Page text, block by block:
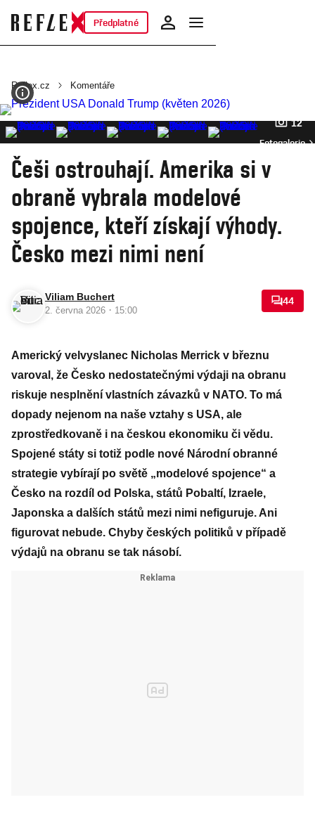
Předplatné
Reflex.cz Komentáře
12
Fotogalerie
Češi ostrouhají. Amerika si v
obraně vybrala modelové
spojence, kteří získají výhody.
Česko mezi nimi není
Viliam Buchert
2. června 2026 · 15:00
44
Americký velvyslanec Nicholas Merrick v březnu
varoval, že Česko nedostatečnými výdaji na obranu
riskuje nesplnění vlastních závazků v NATO. To má
dopady nejenom na naše vztahy s USA, ale
zprostředkovaně i na českou ekonomiku či vědu.
Spojené státy si totiž podle nové Národní obranné
strategie vybírají po světě „modelové spojence“ a
Česko na rozdíl od Polska, států Pobaltí, Izraele,
Japonska a dalších států mezi nimi nefiguruje. Ani
figurovat nebude. Chyby českých politiků v případě
výdajů na obranu se tak násobí.